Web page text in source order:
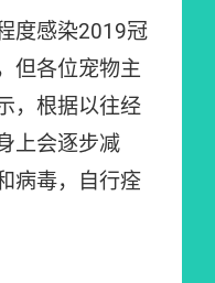
度感染2019冠
但各位宠物主
，根据以往经
上会逐步减
病毒，自行痊